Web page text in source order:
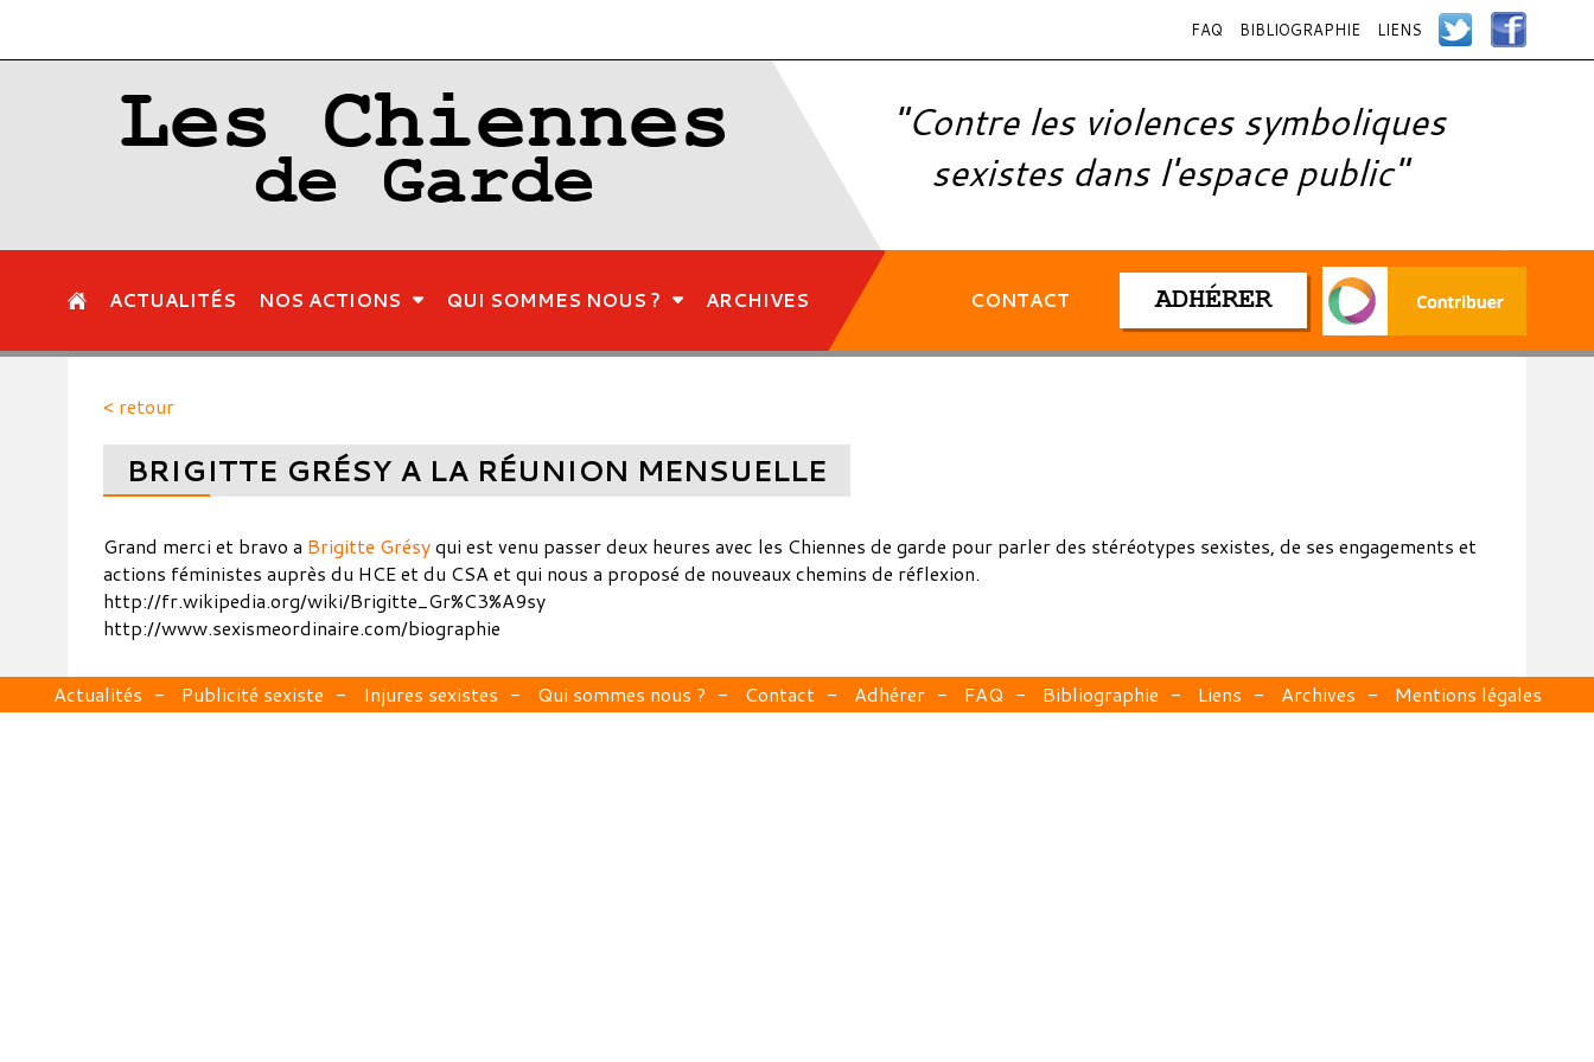
FAQ BIBLIOGRAPHIE LIENS
Les Chiennes
de Garde
"Contre les violences symboliques
sexistes dans l'espace public"
ACTUALITÉS NOS ACTIONS QUI SOMMES NOUS ? ARCHIVES CONTACT ADHÉRER
< retour
BRIGITTE GRÉSY A LA RÉUNION MENSUELLE
Grand merci et bravo a Brigitte Grésyqui est venu passer deux heures avec les Chiennes de garde pour parler des stéréotypes sexistes, de ses engagements et
actions féministes auprès du HCE et du CSA et qui nous a proposé de nouveaux chemins de réflexion.
http://fr.wikipedia.org/wiki/Brigitte_Gr%C3%A9sy
http://www.sexismeordinaire.com/biographie
Actualités Publicité sexiste Injures sexistes Qui sommes nous ? Contact Adhérer FAQ Bibliographie Liens Archives Mentions légales